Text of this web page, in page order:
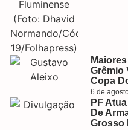
Grêmio
Copa
6 de
PF
De
Grosso